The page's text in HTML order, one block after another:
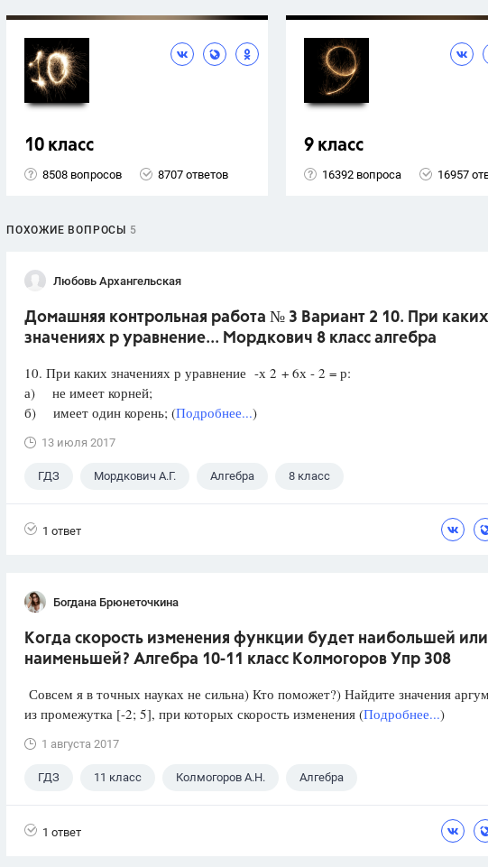
10 класс
8508 вопросов 8707 ответов
9 класс
16392 вопроса 16957
ПОХОЖИЕ ВОПРОСЫ 5
Любовь Архангельская
Домашняя контрольная работа № 3 Вариант 2 10. При каких
значениях р уравнение... Мордкович 8 класс алгебра
10. При каких значениях р уравнение -х 2 + 6х - 2 = р:
а) не имеет корней;
б) имеет один корень; (Подробнее...)
13 июля 2017
ГДЗ Мордкович А.Г. Алгебра 8 класс
1 ответ
Богдана Брюнеточкина
Когда скорость изменения функции будет наибольшей или
наименьшей? Алгебра 10-11 класс Колмогоров Упр 308
Совсем я в точных науках не сильна) Кто поможет?) Найдите значения
из промежутка [-2; 5], при которых скорость изменения (Подробнее...)
1 августа 2017
ГДЗ 11 класс Колмогоров А.Н. Алгебра
1 ответ